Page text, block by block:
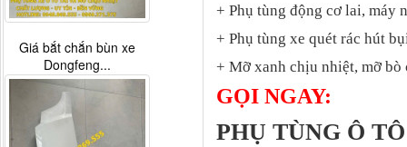
+ Phụ tùng động cơ lai, máy
+ Phụ tùng xe quét rác hút
+ Mỡ xanh chịu nhiệt, mỡ
GỌI NGAY:
PHỤ TÙNG Ô
Giá bắt chắn bùn xe
Dongfeng...